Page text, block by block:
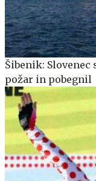
Šibenik:
požar in pobegnil